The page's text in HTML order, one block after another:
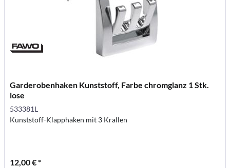
Garderobenhaken Kunststoff, Farbe chromglanz 1 Stk.
lose
533381L
Kunststoff-Klapphaken mit 3 Krallen
12,00 € *